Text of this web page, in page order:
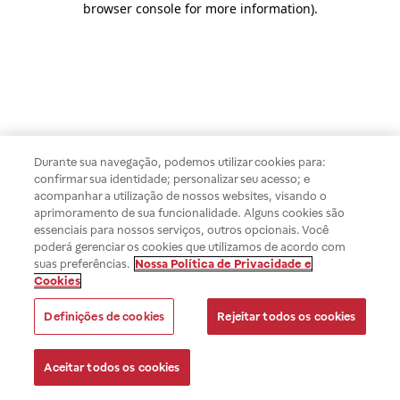
browser console for more information).
Durante sua navegação, podemos utilizar cookies para:
confirmar sua identidade; personalizar seu acesso; e
acompanhar a utilização de nossos websites, visando o
aprimoramento de sua funcionalidade. Alguns cookies são
essenciais para nossos serviços, outros opcionais. Você
poderá gerenciar os cookies que utilizamos de acordo com
suas preferências. Nossa Política de Privacidade e
Cookies
Definições de cookies Rejeitar todos os cookies
Aceitar todos os cookies